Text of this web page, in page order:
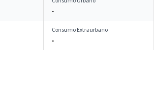
-
Consumo Extraurbano
-